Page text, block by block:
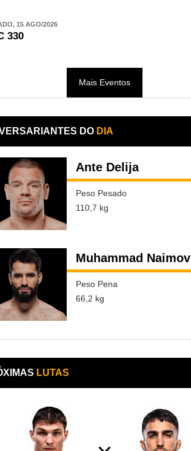
15 AGO/2026
330
Mais Eventos
DO DIA
Ante Delija
Peso Pesado
110,7 kg
Muhammad Naimov
Peso Pena
66,2 kg
LUTAS